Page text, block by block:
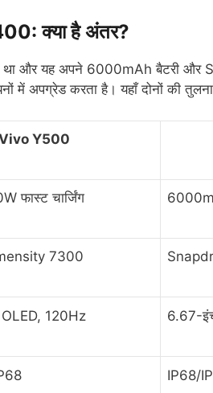
क्या है अंतर?
और यह अपने 6000mAh बैटरी और
में अपग्रेड करता है। यहाँ दोनों की
Y500
फास्ट चार्जिंग
7300
120Hz 6.67-
IP68/